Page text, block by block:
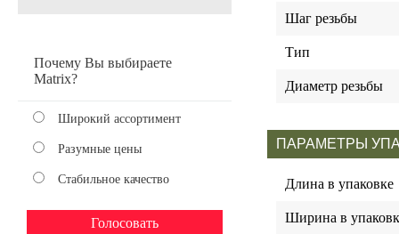
Почему Вы выбираете
Matrix?
Широкий ассортимент
Разумные цены
Стабильное качество
Шаг резьбы
Тип
Диаметр резьбы
ПАРАМЕТРЫ
Длина в упаковке
Ширина в